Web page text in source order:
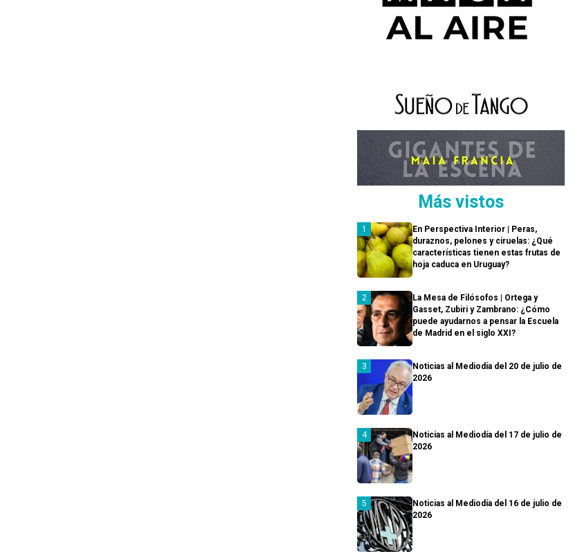
Más vistos
En Perspectiva Interior | Peras,
duraznos, pelones y ciruelas: ¿Qué
características tienen estas frutas de
hoja caduca en Uruguay?
La Mesa de Filósofos | Ortega y
Gasset, Zubiri y Zambrano: ¿Cómo
puede ayudarnos a pensar la Escuela
de Madrid en el siglo XXI?
Noticias al Mediodía del 20 de julio de
2026
Noticias al Mediodía del 17 de julio de
2026
Noticias al Mediodía del 16 de julio de
2026